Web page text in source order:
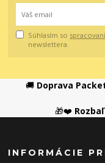
Súhlasím so
newslettera.
🚚 Doprava
🎁❤️
INFORMÁCIE